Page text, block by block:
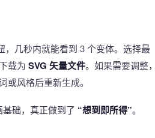
，几秒内就能看到 3 个变体。选择最
载为 SVG 矢量文件。如果需要调整
或风格后重新生成。
础，真正做到了 “想到即所得”。